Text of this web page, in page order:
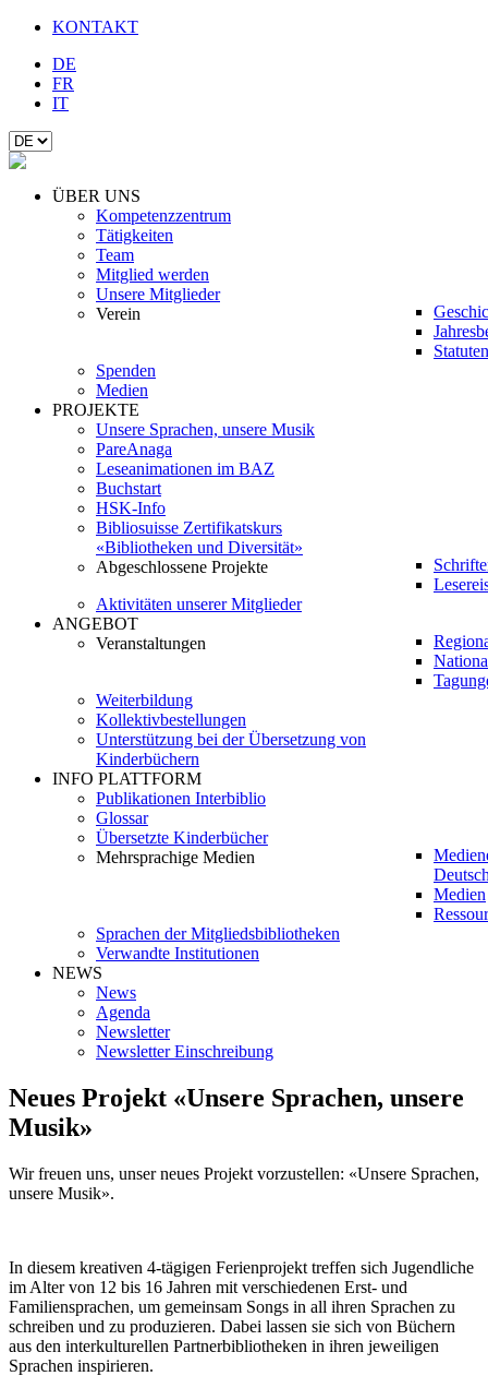
KONTAKT
DE
FR
IT
ÜBER UNS
Kompetenzzentrum
Tätigkeiten
Team
Mitglied werden
Unsere Mitglieder
Verein
Statuten
Spenden
Medien
PROJEKTE
Unsere Sprachen, unsere Musik
PareAnaga
Leseanimationen im BAZ
Buchstart
HSK-Info
Bibliosuisse Zertifikatskurs
«Bibliotheken und Diversität»
Abgeschlossene Projekte
Aktivitäten unserer Mitglieder
ANGEBOT
Veranstaltungen
Weiterbildung
Kollektivbestellungen
Unterstützung bei der Übersetzung von
Kinderbüchern
INFO PLATTFORM
Publikationen Interbiblio
Glossar
Übersetzte Kinderbücher
Mehrsprachige Medien
Medien
Sprachen der Mitgliedsbibliotheken
Verwandte Institutionen
NEWS
News
Agenda
Newsletter
Newsletter Einschreibung
Neues Projekt «Unsere Sprachen, unsere
Musik»
Wir freuen uns, unser neues Projekt vorzustellen: «Unsere Sprachen,
unsere Musik».
In diesem kreativen 4-tägigen Ferienprojekt treffen sich Jugendliche
im Alter von 12 bis 16 Jahren mit verschiedenen Erst- und
Familiensprachen, um gemeinsam Songs in all ihren Sprachen zu
schreiben und zu produzieren. Dabei lassen sie sich von Büchern
aus den interkulturellen Partnerbibliotheken in ihren jeweiligen
Sprachen inspirieren.